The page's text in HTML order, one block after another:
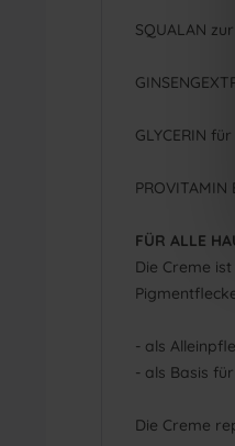
SQUALAN
GLYCERIN
FÜR ALLE
Die Creme
- als
- als Basis
Die Creme